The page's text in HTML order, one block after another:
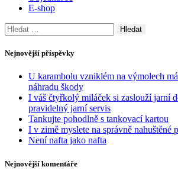
E-shop
Vyhledávání
Nejnovější příspěvky
U karambolu vzniklém na výmolech
náhradu škody
I váš čtyřkolý miláček si zaslouží jarní
pravidelný jarní servis
Tankujte pohodlně s tankovací kartou
I v zimě myslete na správně nahuštěné
Není nafta jako nafta
Nejnovější komentáře